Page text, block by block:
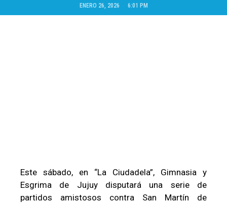
ENERO 26, 2026 6:01 PM
Este sábado, en “La Ciudadela”, Gimnasia y
Esgrima de Jujuy disputará una serie de
partidos amistosos contra San Martín de